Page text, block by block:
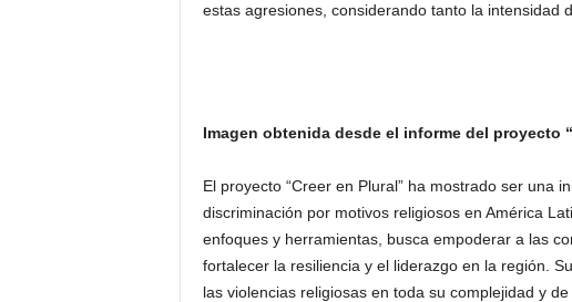
estas agresiones, considerando tanto la intensidad
Imagen obtenida desde el informe del proyecto
El proyecto “Creer en Plural” ha mostrado ser una
discriminación por motivos religiosos en América
enfoques y herramientas, busca empoderar a las
fortalecer la resiliencia y el liderazgo en la región.
las violencias religiosas en toda su complejidad y